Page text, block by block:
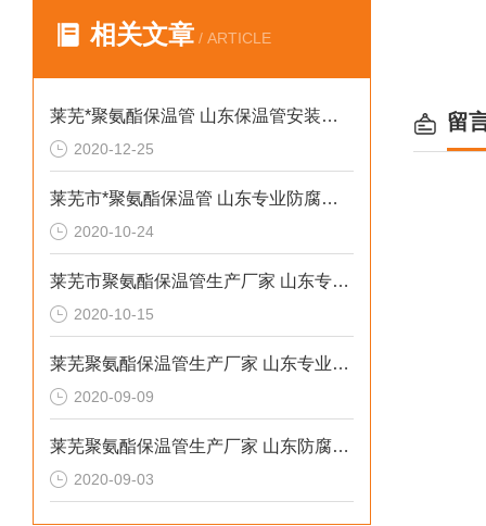
相关文章 / ARTICLE
莱芜*聚氨酯保温管 山东保温管安装工程
2020-12-25
莱芜市*聚氨酯保温管 山东专业防腐保温材料
2020-10-24
莱芜市聚氨酯保温管生产厂家 山东专业防腐保温材料
2020-10-15
莱芜聚氨酯保温管生产厂家 山东专业防腐保温厂家
2020-09-09
莱芜聚氨酯保温管生产厂家 山东防腐保温材料
2020-09-03
留